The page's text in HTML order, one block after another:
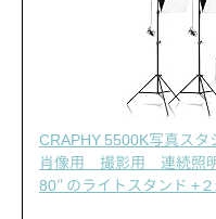
CRAPHY 5500K写真ス
肖像用 撮影用 連続照
80″ のライトスタンド +